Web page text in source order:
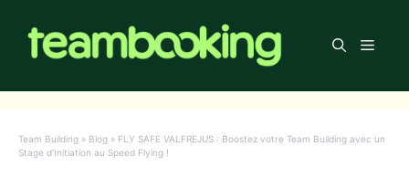
contenu
Menu
Team Building » Blog » FLY SAFE VALFREJUS : Boostez votre Team Building avec un
Stage d’Initiation au Speed Flying !